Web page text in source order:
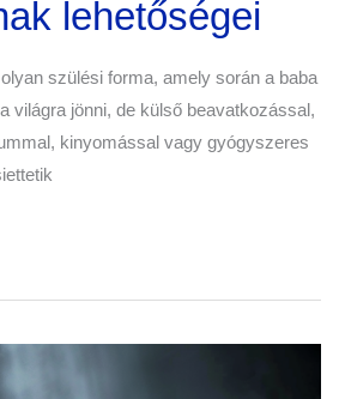
lehetőségei
szülési forma, amely során a baba
világra jönni, de külső beavatkozással,
kinyomással vagy gyógyszeres